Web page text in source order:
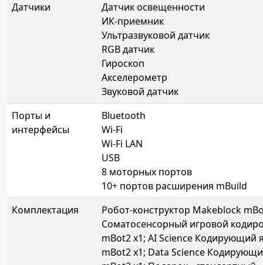
Датчики
Датчик освещенности
ИК-приемник
Ультразвуковой датчик
RGB датчик
Гироскоп
Акселерометр
Звуковой датчик
Порты и
интерфейсы
Bluetooth
Wi-Fi
Wi-Fi LAN
USB
8 моторных портов
10+ портов расширения mBuild
Комплектация
Робот-конструктор Makeblock
Соматосенсорный игровой
mBot2 x1; AI Science Кодирующий
mBot2 x1; Data Science